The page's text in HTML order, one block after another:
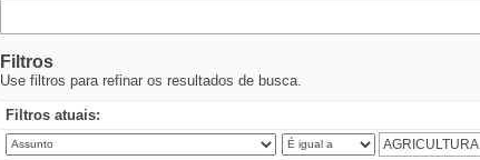
Filtros
Use filtros para refinar os resultados de busca.
Filtros atuais: